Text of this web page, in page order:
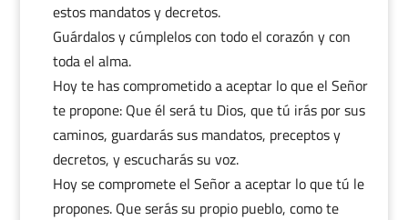
estos mandatos y decretos.
Guárdalos y cúmplelos con todo el corazón y con
toda el alma.
Hoy te has comprometido a aceptar lo que el Señor
te propone: Que él será tu Dios, que tú irás por sus
caminos, guardarás sus mandatos, preceptos y
decretos, y escucharás su voz.
Hoy se compromete el Señor a aceptar lo que tú le
propones. Que serás su propio pueblo, como te